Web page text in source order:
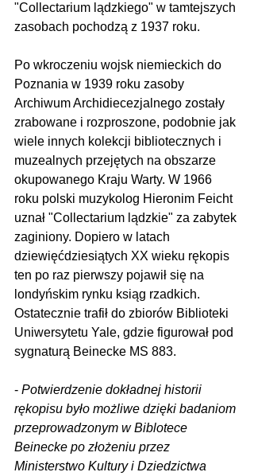
"Collectarium lądzkiego" w tamtejszych
zasobach pochodzą z 1937 roku.
Po wkroczeniu wojsk niemieckich do
Poznania w 1939 roku zasoby
Archiwum Archidiecezjalnego zostały
zrabowane i rozproszone, podobnie jak
wiele innych kolekcji bibliotecznych i
muzealnych przejętych na obszarze
okupowanego Kraju Warty. W 1966
roku polski muzykolog Hieronim Feicht
uznał "Collectarium lądzkie" za zabytek
zaginiony. Dopiero w latach
dziewięćdziesiątych XX wieku rękopis
ten po raz pierwszy pojawił się na
londyńskim rynku ksiąg rzadkich.
Ostatecznie trafił do zbiorów Biblioteki
Uniwersytetu Yale, gdzie figurował pod
sygnaturą Beinecke MS 883.
- Potwierdzenie dokładnej historii
rękopisu było możliwe dzięki badaniom
przeprowadzonym w Biblotece
Beinecke po złożeniu przez
Ministerstwo Kultury i Dziedzictwa